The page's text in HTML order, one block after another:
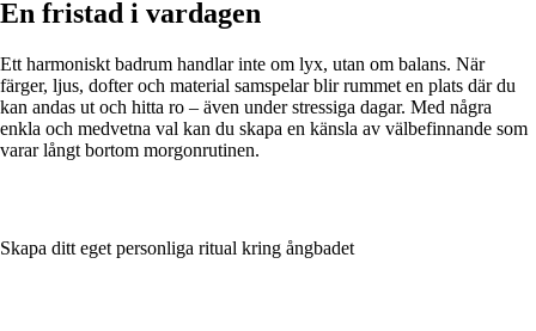
En fristad i vardagen
Ett harmoniskt badrum handlar inte om lyx, utan om balans. När
färger, ljus, dofter och material samspelar blir rummet en plats där du
kan andas ut och hitta ro – även under stressiga dagar. Med några
enkla och medvetna val kan du skapa en känsla av välbefinnande som
varar långt bortom morgonrutinen.
Skapa ditt eget personliga ritual kring ångbadet